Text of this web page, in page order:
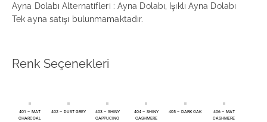
Ayna Dolabı Alternatifleri : Ayna Dolabı, Işıklı Ayna Dolabı
Tek ayna satışı bulunmamaktadır.
Renk Seçenekleri
401 – MAT
CHARCOAL
402 – DUST GREY
403 – SHINY
CAPPUCINO
404 – SHINY
CASHMERE
405 – DARK OAK
406 – MAT
CASHMERE